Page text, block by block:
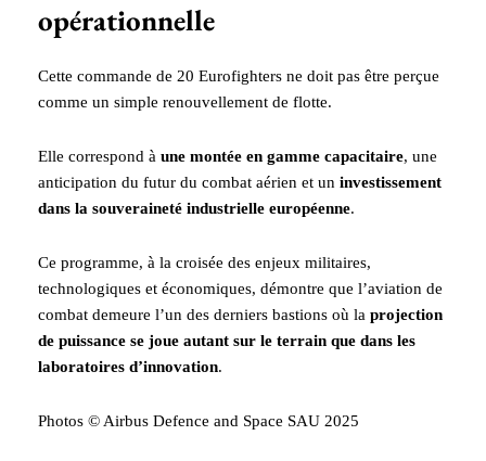
opérationnelle
Cette commande de 20 Eurofighters ne doit pas être perçue
comme un simple renouvellement de flotte.
Elle correspond à une montée en gamme capacitaire, une
anticipation du futur du combat aérien et un investissement
dans la souveraineté industrielle européenne.
Ce programme, à la croisée des enjeux militaires,
technologiques et économiques, démontre que l’aviation de
combat demeure l’un des derniers bastions où la projection
de puissance se joue autant sur le terrain que dans les
laboratoires d’innovation.
Photos © Airbus Defence and Space SAU 2025